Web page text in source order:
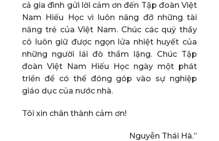
cả gia đình gửi lời cảm ơn đến Tập đoàn Việt
Nam Hiếu Học vì luôn nâng đỡ những tài
năng trẻ của Việt Nam. Chúc các quý thầy
cô luôn giữ được ngọn lửa nhiệt huyết của
những người lái đò thầm lặng. Chúc Tập
đoàn Việt Nam Hiếu Học ngày một phát
triển để có thể đóng góp vào sự nghiệp
giáo dục của nước nhà.
Tôi xin chân thành cảm ơn!
Nguyễn Thái Hà.”